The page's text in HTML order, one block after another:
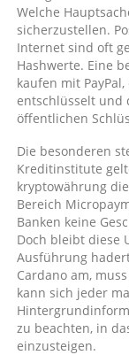
Welche
sicherzustellen.
Internet sind oft
Hashwerte. Eine
kaufen mit
entschlüsselt und
öffentlichen
Die besonderen
Kreditinstitute
kryptowährung
Bereich
Banken keine
Doch bleibt diese
Ausführung
Cardano am,
kann sich jeder
zu beachten, in
einzusteigen.